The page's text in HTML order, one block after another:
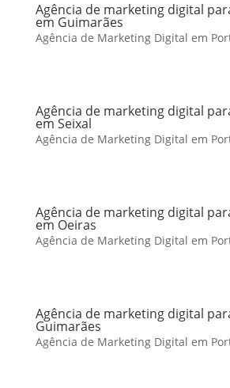
Agência de marketing digital
em Guimarães
Agência de Marketing Digital em
Agência de marketing digital
em Seixal
Agência de Marketing Digital em
Agência de marketing digital
em Oeiras
Agência de Marketing Digital em
Agência de marketing digital
Guimarães
Agência de Marketing Digital em